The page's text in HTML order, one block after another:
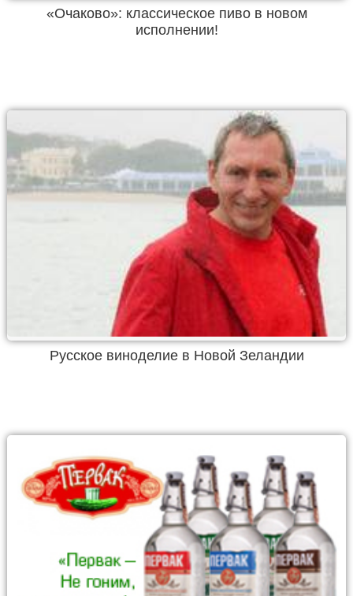
«Очаково»: классическое пиво в новом
исполнении!
Русское виноделие в Новой Зеландии